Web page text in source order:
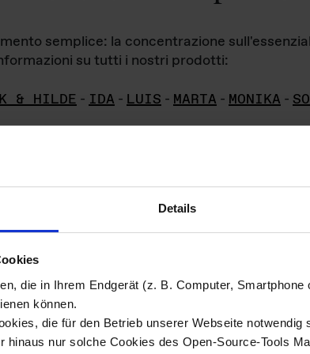
Details
die in Ihrem Endgerät (z. B. Computer, Smartphone
können.
die für den Betrieb unserer Webseite notwendig
hinaus nur solche Cookies des Open-Source-Tools
semplice: la concentrazione
su tutti i nostri prodotti:
& HILDE - IDA - LUIS - MARTA - MONIKA -
di
materiale fotografico sono detenuti daDas